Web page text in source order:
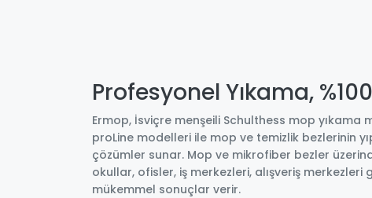
Profesyonel Yıkama,
Ermop, İsviçre menşeili Schulthess mop
proLine modelleri ile mop ve temizlik bezlerinin
çözümler sunar. Mop ve mikrofiber bezler
okullar, ofisler, iş merkezleri, alışveriş
mükemmel sonuçlar verir.